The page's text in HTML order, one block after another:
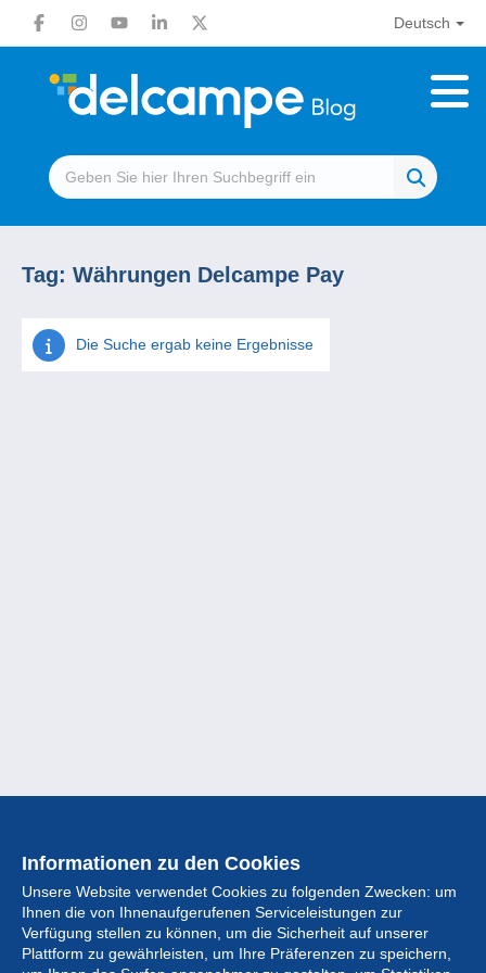
Deutsch
Tag: Währungen Delcampe Pay
Die Suche ergab keine Ergebnisse
Informationen zu den Cookies
Unsere Website verwendet Cookies zu folgenden Zwecken: um
Ihnen die von Ihnenaufgerufenen Serviceleistungen zur
Verfügung stellen zu können, um die Sicherheit auf unserer
Plattform zu gewährleisten, um Ihre Präferenzen zu speichern,